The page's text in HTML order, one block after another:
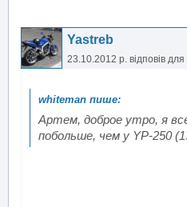
Yastreb
23.10.2012 р. відповів для
Артем, доброе утро, я
побольше, чем у YP-250